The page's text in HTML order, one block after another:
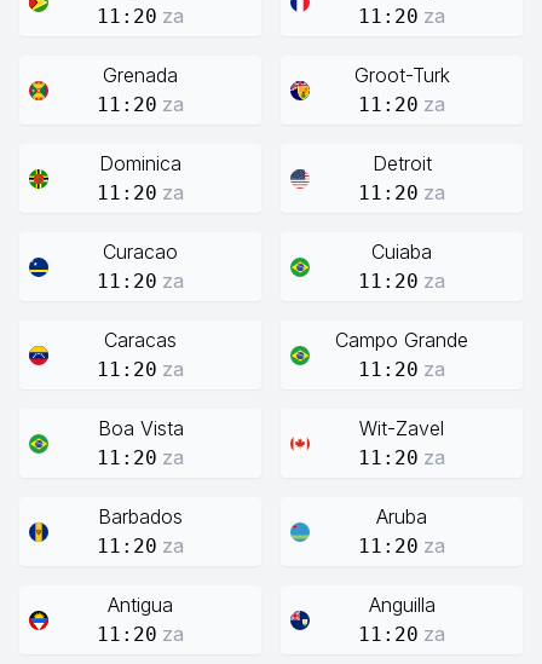
11:20 za 11:20 za
Grenada
11:20 za
Groot-Turk
11:20 za
Dominica
11:20 za
Detroit
11:20 za
Curacao
11:20 za
Cuiaba
11:20 za
Caracas
11:20 za
Campo Grande
11:20 za
Boa Vista
11:20 za
Wit-Zavel
11:20 za
Barbados
11:20 za
Aruba
11:20 za
Antigua
11:20 za
Anguilla
11:20 za